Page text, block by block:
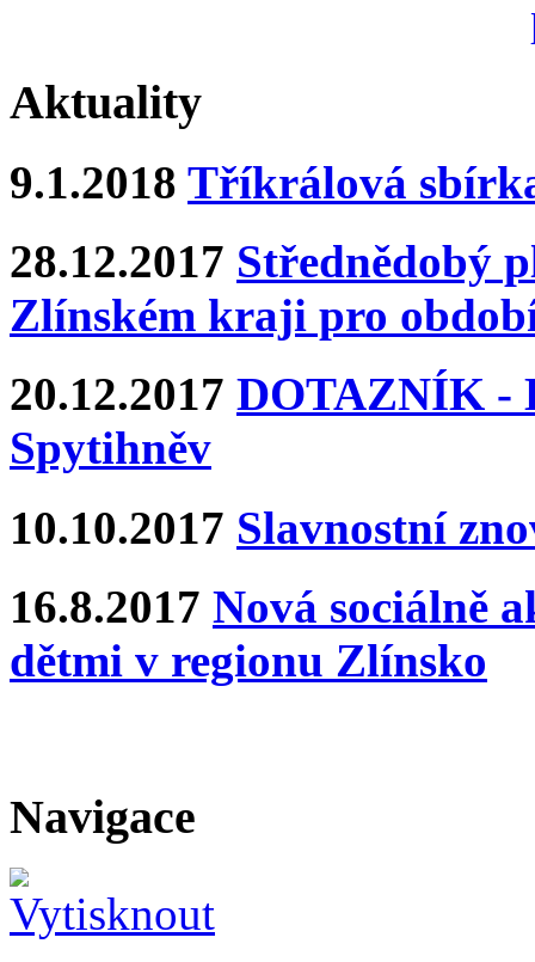
Aktuality
9.1.2018 Tříkrálová
28.12.2017 Střednědobý
Zlínském kraji pro
20.12.2017 DOTAZNÍK -
Spytihněv
10.10.2017 Slavnostní
16.8.2017 Nová sociálně
dětmi v regionu Zlínsko
Navigace